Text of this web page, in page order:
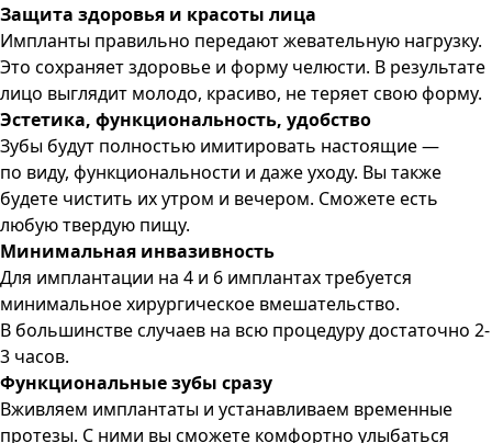
Защита здоровья и красоты лица
Импланты правильно передают жевательную нагрузку.
Это сохраняет здоровье и форму челюсти. В результате
лицо выглядит молодо, красиво, не теряет свою форму.
Эстетика, функциональность, удобство
Зубы будут полностью имитировать настоящие —
по виду, функциональности и даже уходу. Вы также
будете чистить их утром и вечером. Сможете есть
любую твердую пищу.
Минимальная инвазивность
Для имплантации на 4 и 6 имплантах требуется
минимальное хирургическое вмешательство.
В большинстве случаев на всю процедуру достаточно 2-
3 часов.
Функциональные зубы сразу
Вживляем имплантаты и устанавливаем временные
протезы. С ними вы сможете комфортно улыбаться